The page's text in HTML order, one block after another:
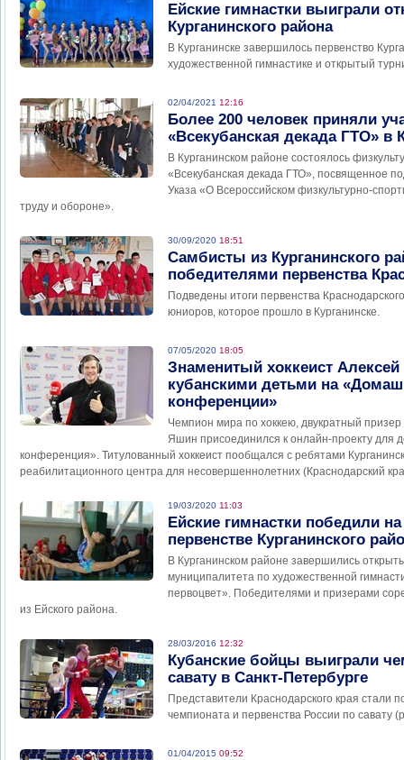
Ейские гимнастки выиграли
Курганинского района
В Курганинске завершилось первенство
художественной гимнастике и открытый
02/04/2021 12:16
Более 200 человек приняли
«Всекубанская декада ГТО» в
В Курганинском районе состоялось
«Всекубанская декада ГТО», посвященное
Указа «О Всероссийском физкультурно-
труду и обороне».
30/09/2020 18:51
Самбисты из Курганинского
победителями первенства
Подведены итоги первенства
юниоров, которое прошло в Курганинске.
07/05/2020 18:05
Знаменитый хоккеист
кубанскими детьми на
конференции»
Чемпион мира по хоккею, двукратный
Яшин присоединился к онлайн-проекту для
конференция». Титулованный хоккеист пообщался с ребятами
реабилитационного центра для несовершеннолетних (Краснодарский
19/03/2020 11:03
Ейские гимнастки победили
первенстве Курганинского
В Курганинском районе завершились
муниципалитета по художественной
первоцвет». Победителями и призерами
из Ейского района.
28/03/2016 12:32
Кубанские бойцы выиграли
савату в Санкт-Петербурге
Представители Краснодарского края стали
чемпионата и первенства России по савату
01/04/2015 09:52